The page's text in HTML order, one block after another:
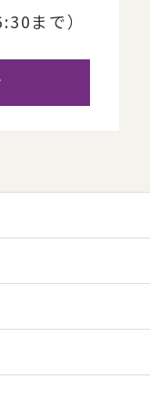
まで）